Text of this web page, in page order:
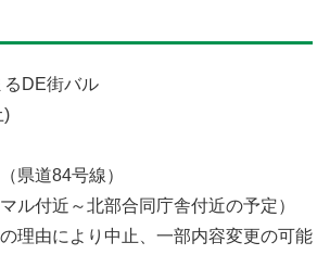
るDE街バル
)
県道84号線）
ル付近～北部合同庁舎付近の予定）
理由により中止、一部内容変更の可能